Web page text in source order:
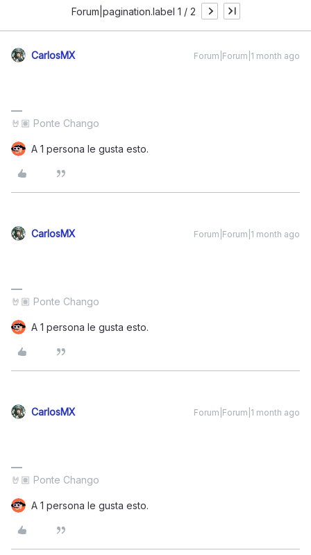
Forum|pagination.label 1 / 2
CarlosMX Forum|Forum|1 month ago
🤘🏽 Ponte Chango
A 1 persona le gusta esto.
CarlosMX Forum|Forum|1 month ago
🤘🏽 Ponte Chango
A 1 persona le gusta esto.
CarlosMX Forum|Forum|1 month ago
🤘🏽 Ponte Chango
A 1 persona le gusta esto.